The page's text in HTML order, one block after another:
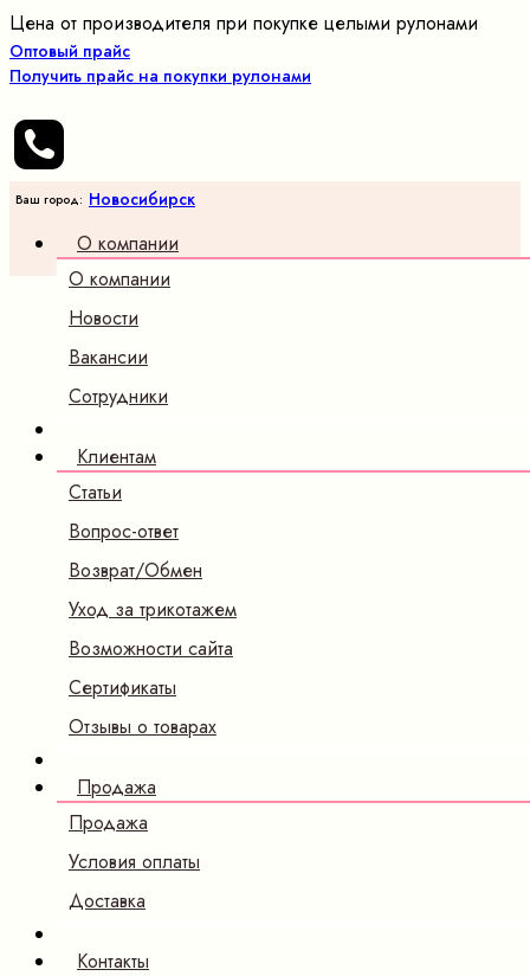
Цена от производителя при покупке целыми рулонами
Оптовый прайс
Получить прайс на покупки рулонами
Ваш город: Новосибирск
О компании
О компании
Новости
Вакансии
Сотрудники
Клиентам
Статьи
Вопрос-ответ
Возврат/Обмен
Уход за трикотажем
Возможности сайта
Сертификаты
Отзывы о товарах
Продажа
Продажа
Условия оплаты
Доставка
Контакты